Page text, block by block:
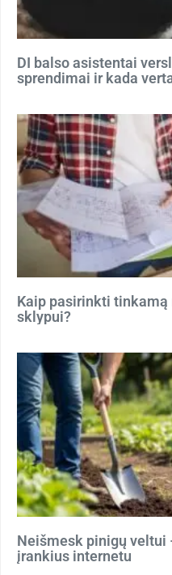
DI balso asistentai
sprendimai ir kada
Kaip pasirinkti
sklypui?
Neišmesk pinigų
įrankius internetu